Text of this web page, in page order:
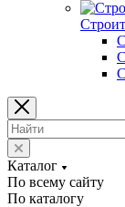
Каталог
По всему сайту
По каталогу